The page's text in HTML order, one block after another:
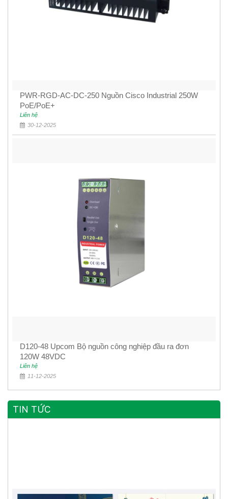
PWR-RGD-AC-DC-250 Nguồn Cisco Industrial 250W
PoE/PoE+
Liên hệ
30-12-2025
D120-48 Upcom Bộ nguồn công nghiệp đầu ra đơn
120W 48VDC
Liên hệ
11-12-2025
TIN TỨC